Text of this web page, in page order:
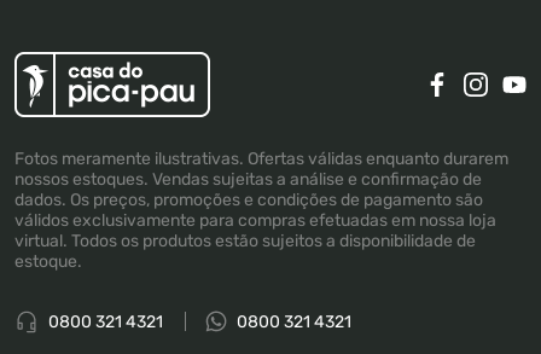
Fotos meramente ilustrativas. Ofertas válidas enquanto durarem
nossos estoques. Vendas sujeitas a análise e confirmação de
dados. Os preços, promoções e condições de pagamento são
válidos exclusivamente para compras efetuadas em nossa loja
virtual. Todos os produtos estão sujeitos a disponibilidade de
estoque.
0800 321 4321 0800 321 4321